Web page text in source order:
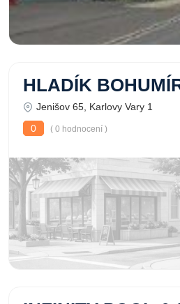
HLADÍK
Jenišov 65, Karlovy Vary 1
0
( 0 hodnocení )